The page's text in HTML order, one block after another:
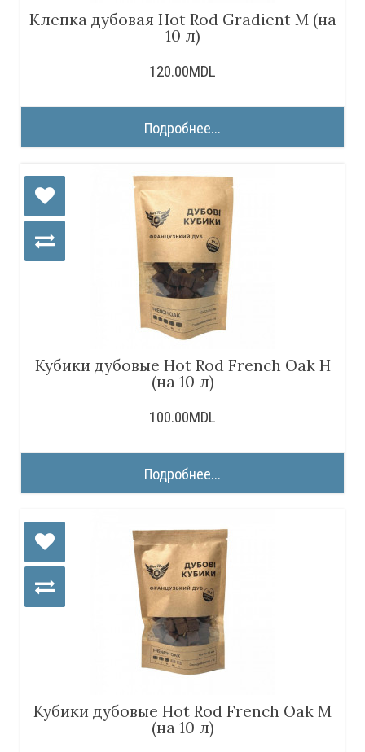
Клепка дубовая Hot Rod Gradient M (на
10 л)
120.00MDL
Подробнее...
Кубики дубовые Hot Rod French Oak H
(на 10 л)
100.00MDL
Подробнее...
Кубики дубовые Hot Rod French Oak M
(на 10 л)